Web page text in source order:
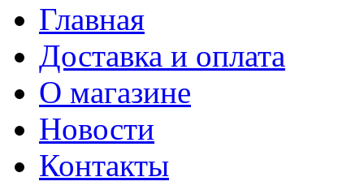
Главная
Доставка и оплата
О магазине
Новости
Контакты